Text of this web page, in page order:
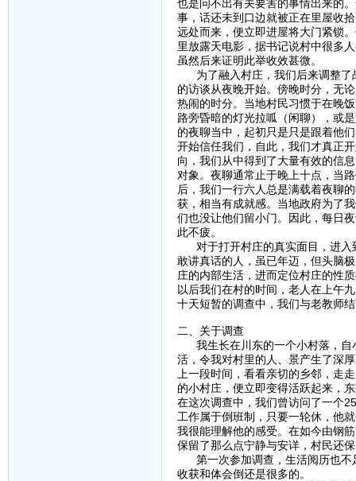
也是问不出有关要害的事情出来的
事，话还未到口边就被正在里屋收
远处而来，便立即进屋将大门紧锁
里放露天电影，据书记说村中很多
虽然后来证明此举收效甚微。
为了融入村庄，我们后来调整了
的访谈从夜晚开始。傍晚时分，无
热闹的时分。当地村民习惯于在晚
路旁昏暗的灯光拉呱（闲聊），或
的夜聊当中，起初只是只是跟着他
开始信任我们，自此，我们才真正
向，我们从中得到了大量有效的信
对象。夜聊通常止于晚上十点，当
后，我们一行六人总是满载着夜聊
获，相当有成就感。当地政府为了
们也没让他们留小门。因此，每日
此不疲。
对于打开村庄的真实面目，进入
敢讲真话的人，虽已年迈，但头脑
庄的内部生活，进而定位村庄的性
以后我们在村的时间，老人在上午
十天短暂的调查中，我们与老教师
二、关于调查
我生长在川东的一个小村落，自
活，令我对村里的人、景产生了深
上一段时间，看看亲切的乡邻，走
的小村庄，便立即变得活跃起来，
在这次调查中，我们曾访问了一个
工作属于倒班制，只要一轮休，他
我很能理解他的感受。在如今由钢
保留了那么点宁静与安详，村民还
第一次参加调查，生活阅历也不
收获和体会倒还是很多的。